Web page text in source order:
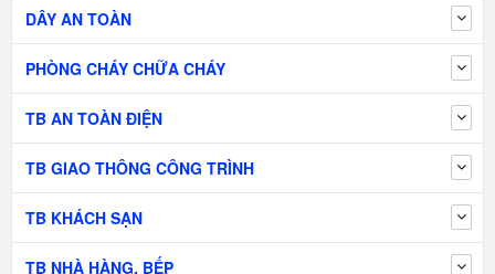
DÂY AN TOÀN
PHÒNG CHÁY CHỮA CHÁY
TB AN TOÀN ĐIỆN
TB GIAO THÔNG CÔNG TRÌNH
TB KHÁCH SẠN
TB NHÀ HÀNG, BẾP